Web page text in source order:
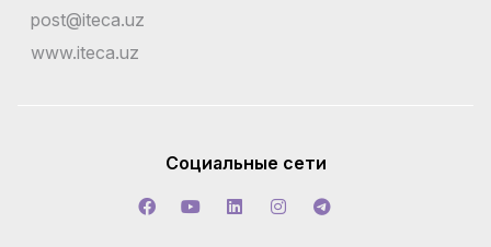
post@iteca.uz
www.iteca.uz
Социальные сети